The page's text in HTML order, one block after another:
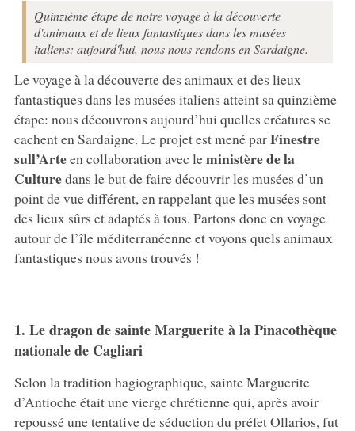
Quinzième étape de notre voyage à la découverte
d'animaux et de lieux fantastiques dans les musées
italiens: aujourd'hui, nous nous rendons en Sardaigne.
Le voyage à la découverte des animaux et des lieux
fantastiques dans les musées italiens atteint sa quinzième
étape: nous découvrons aujourd’hui quelles créatures se
cachent en Sardaigne. Le projet est mené parFinestre
sull’Arteen collaboration avec leministère de la
Culturedans le but de faire découvrir les musées d’un
point de vue différent, en rappelant que les musées sont
des lieux sûrs et adaptés à tous. Partons donc en voyage
autour de l’île méditerranéenne et voyons quels animaux
fantastiques nous avons trouvés !
1. Le dragon de sainte Marguerite à la Pinacothèque
nationale de Cagliari
Selon la tradition hagiographique, sainte Marguerite
d’Antioche était une vierge chrétienne qui, après avoir
repoussé une tentative de séduction du préfet Ollarios, fut